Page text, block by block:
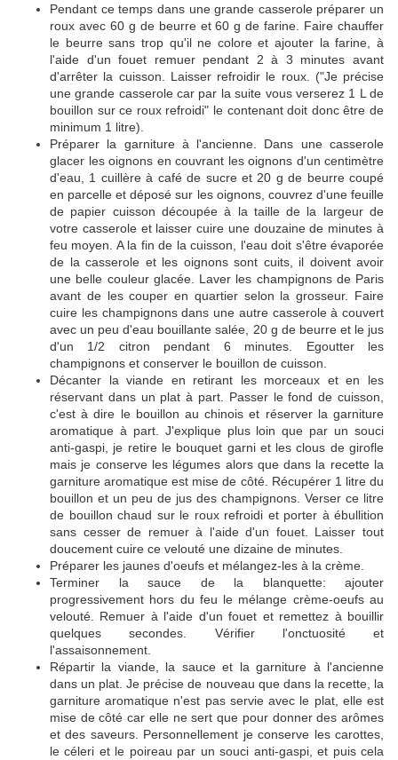
Pendant ce temps dans une grande casserole préparer un
roux avec 60 g de beurre et 60 g de farine. Faire chauffer
le beurre sans trop qu'il ne colore et ajouter la farine, à
l'aide d'un fouet remuer pendant 2 à 3 minutes avant
d'arrêter la cuisson. Laisser refroidir le roux. ("Je précise
une grande casserole car par la suite vous verserez 1 L de
bouillon sur ce roux refroidi" le contenant doit donc être de
minimum 1 litre).
Préparer la garniture à l'ancienne. Dans une casserole
glacer les oignons en couvrant les oignons d'un centimètre
d'eau, 1 cuillère à café de sucre et 20 g de beurre coupé
en parcelle et déposé sur les oignons, couvrez d'une feuille
de papier cuisson découpée à la taille de la largeur de
votre casserole et laisser cuire une douzaine de minutes à
feu moyen. A la fin de la cuisson, l'eau doit s'être évaporée
de la casserole et les oignons sont cuits, il doivent avoir
une belle couleur glacée. Laver les champignons de Paris
avant de les couper en quartier selon la grosseur. Faire
cuire les champignons dans une autre casserole à couvert
avec un peu d'eau bouillante salée, 20 g de beurre et le jus
d'un 1/2 citron pendant 6 minutes. Egoutter les
champignons et conserver le bouillon de cuisson.
Décanter la viande en retirant les morceaux et en les
réservant dans un plat à part. Passer le fond de cuisson,
c'est à dire le bouillon au chinois et réserver la garniture
aromatique à part. J'explique plus loin que par un souci
anti-gaspi, je retire le bouquet garni et les clous de girofle
mais je conserve les légumes alors que dans la recette la
garniture aromatique est mise de côté. Récupérer 1 litre du
bouillon et un peu de jus des champignons. Verser ce litre
de bouillon chaud sur le roux refroidi et porter à ébullition
sans cesser de remuer à l'aide d'un fouet. Laisser tout
doucement cuire ce velouté une dizaine de minutes.
Préparer les jaunes d'oeufs et mélangez-les à la crème.
Terminer la sauce de la blanquette: ajouter
progressivement hors du feu le mélange crème-oeufs au
velouté. Remuer à l'aide d'un fouet et remettez à bouillir
quelques secondes. Vérifier l'onctuosité et
l'assaisonnement.
Répartir la viande, la sauce et la garniture à l'ancienne
dans un plat. Je précise de nouveau que dans la recette, la
garniture aromatique n'est pas servie avec le plat, elle est
mise de côté car elle ne sert que pour donner des arômes
et des saveurs. Personnellement je conserve les carottes,
le céleri et le poireau par un souci anti-gaspi, et puis cela